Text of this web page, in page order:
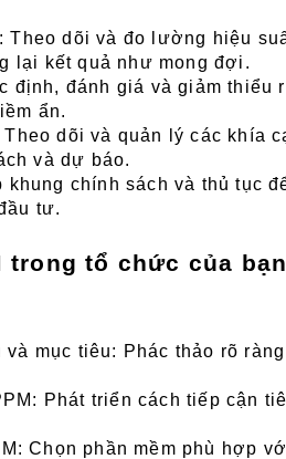
Theo dõi và đo lường hiệu
lại kết quả như mong đợi.
định, đánh giá và giảm thiểu
ẩn.
dõi và quản lý các khía
và dự báo.
khung chính sách và thủ tục
tư.
trong tổ chức của bạn
và mục tiêu: Phác thảo rõ
Phát triển cách tiếp cận
Chọn phần mềm phù hợp